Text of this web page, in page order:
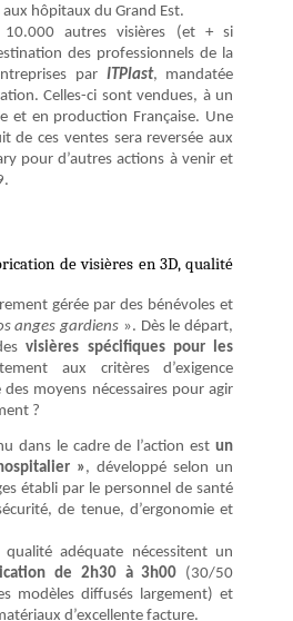
hôpitaux du Grand Est.
10.000 autres visières (et + si
des professionnels de la
par ITPlast, mandatée
Celles-ci sont vendues, à un
et en production Française. Une
de ces ventes sera reversée aux
pour d’autres actions à venir et
de visières en 3D, qualité
gérée par des bénévoles et
anges gardiens ». Dès le départ,
visières spécifiques pour les
aux critères d’exigence
des moyens nécessaires pour agir
?
dans le cadre de l’action estun
», développé selon un
établi par le personnel de santé
de tenue, d’ergonomie et
qualité adéquate nécessitent un
de 2h30 à 3h00 (30/50
modèles diffusés largement) et
d’excellente facture.